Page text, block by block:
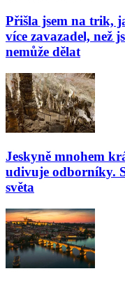
Přišla jsem na trik,
více zavazadel, než
nemůže dělat
Jeskyně mnohem
udivuje odborníky.
světa